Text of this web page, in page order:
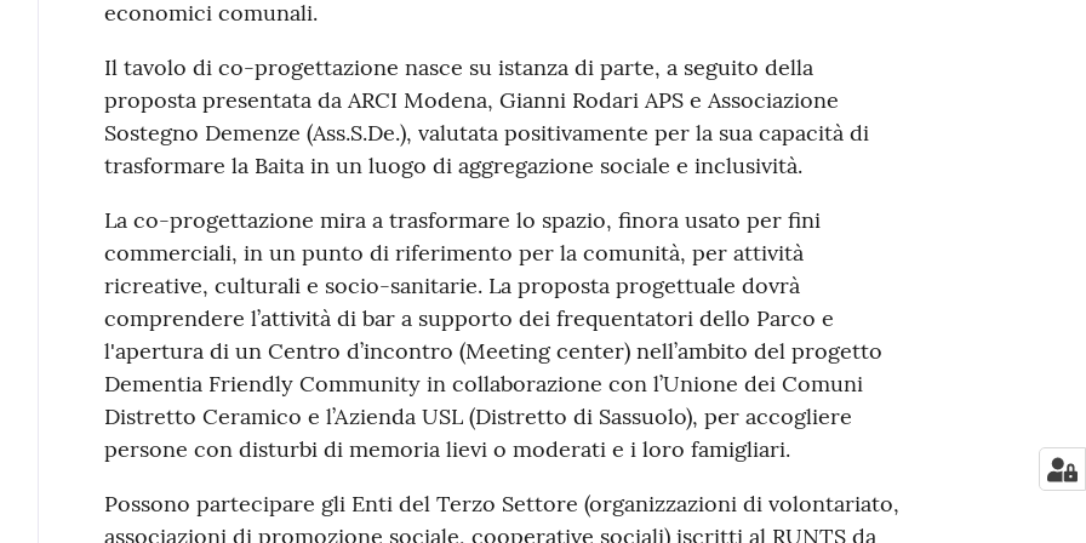
economici comunali.
Il tavolo di co-progettazione nasce su istanza di parte, a seguito della
proposta presentata da ARCI Modena, Gianni Rodari APS e Associazione
Sostegno Demenze (Ass.S.De.), valutata positivamente per la sua capacità di
trasformare la Baita in un luogo di aggregazione sociale e inclusività.
La co-progettazione mira a trasformare lo spazio, finora usato per fini
commerciali, in un punto di riferimento per la comunità, per attività
ricreative, culturali e socio-sanitarie. La proposta progettuale dovrà
comprendere l’attività di bar a supporto dei frequentatori dello Parco e
l'apertura di un Centro d’incontro (Meeting center) nell’ambito del progetto
Dementia Friendly Community in collaborazione con l’Unione dei Comuni
Distretto Ceramico e l’Azienda USL (Distretto di Sassuolo), per accogliere
persone con disturbi di memoria lievi o moderati e i loro famigliari.
Possono partecipare gli Enti del Terzo Settore (organizzazioni di volontariato,
associazioni di promozione sociale, cooperative sociali) iscritti al RUNTS da